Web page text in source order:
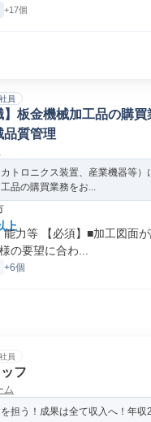
+17個
員
】板金機械加工品の購
品質管理
トロニクス装置、産業機器等）
品の購買業務をお...
上
能力等 【必須】■加工図面
の要望に合わ...
+6個
員
フ
ム
担う！成果は全て収入へ！年収